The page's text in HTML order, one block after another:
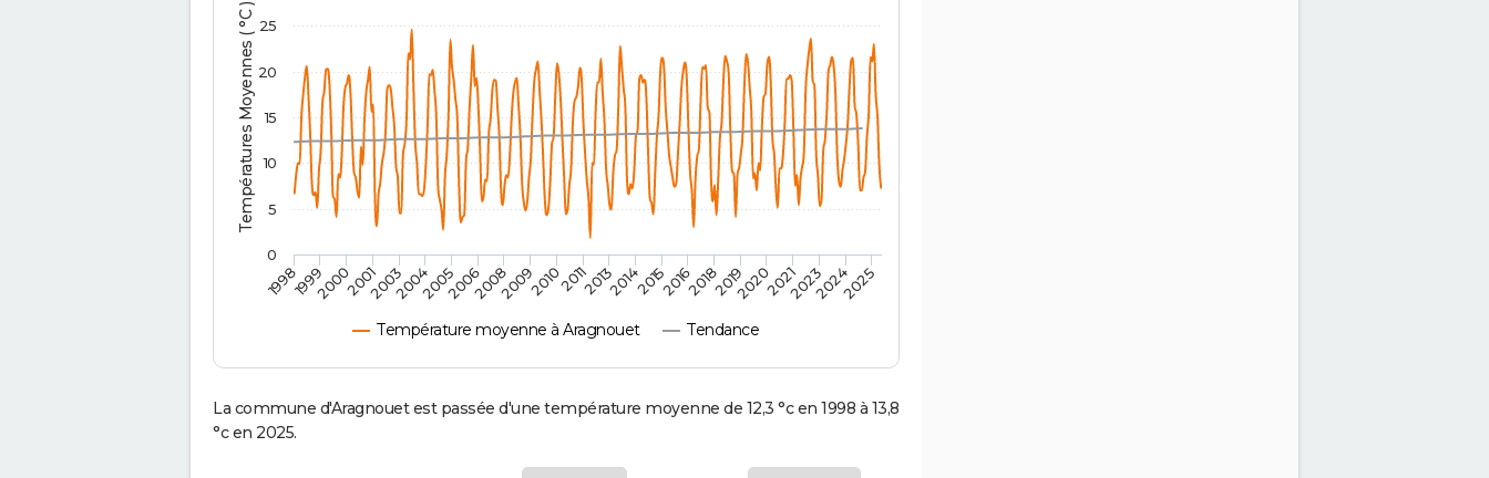
Températures Moyennes ( °C )
Température moyenne à Aragnouet Tendance
1998 2014
199920002001200320042005200620082009201020112013 201520162018201920202021202320242025
0
5
10
15
20
25
La commune d'Aragnouet est passée d'une température moyenne de 12,3 °c en 1998 à 13,8
°c en 2025.